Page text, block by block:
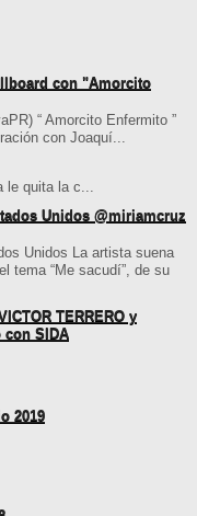
con "Amorcito
“ Amorcito Enfermito ”
con Joaquí...
quita la c...
Unidos @miriamcruz
Unidos La artista suena
tema “Me sacudí”, de su
TERRERO y
con SIDA
2019